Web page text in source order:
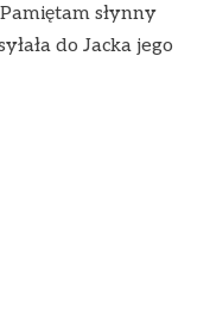
słynny
do Jacka jego